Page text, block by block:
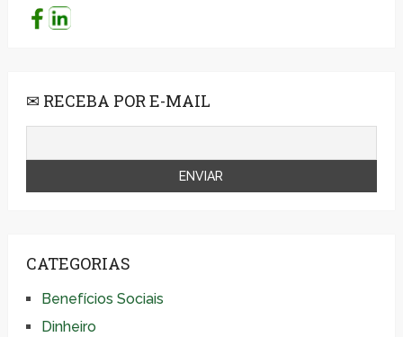
✉ RECEBA POR E-MAIL
CATEGORIAS
Benefícios Sociais
Dinheiro